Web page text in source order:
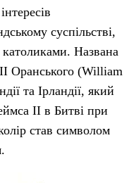
суспільстві,
католиками. Названа
Оранського (William
та Ірландії, який
II в Битві при
став символом